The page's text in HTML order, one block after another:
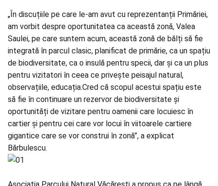
„În discuțiile pe care le-am avut cu reprezentanții Primăriei,
am vorbit despre oportunitatea ca această zonă, Valea
Saulei, pe care suntem acum, această zonă de bălți să fie
integrată în parcul clasic, planificat de primărie, ca un spațiu
de biodiversitate, ca o insulă pentru specii, dar și ca un plus
pentru vizitatori în ceea ce privește peisajul natural,
observațiile, educația.Cred că scopul acestui spațiu este
să fie în continuare un rezervor de biodiversitate și
oportunități de vizitare pentru oamenii care locuiesc în
cartier și pentru cei care vor locui în viitoarele cartiere
gigantice care se vor construi în zonă”, a explicat
Bărbulescu.